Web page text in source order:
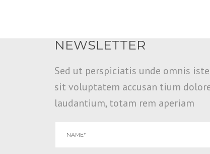
NEWSLETTER
Sed ut perspiciatis unde omnis
sit voluptatem accusan tium
laudantium, totam rem aperiam